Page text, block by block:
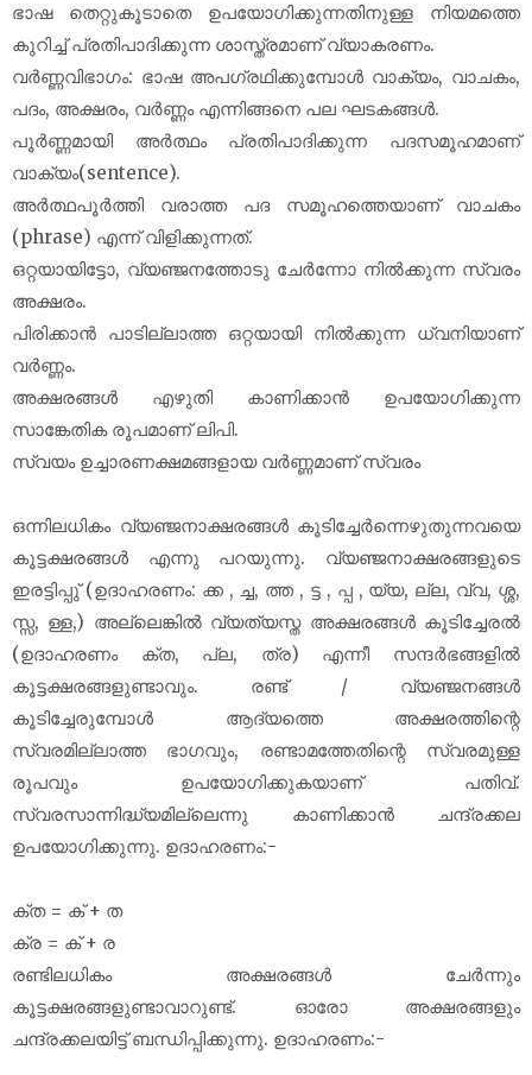
ഭാഷ തെറ്റുകൂടാതെ ഉപയോഗിക്കുന്നതിനുള്ള നിയമത്തെ
കുറിച്ച് പ്രതിപാദിക്കുന്ന ശാസ്ത്രമാണ് വ്യാകരണം.
വർ‍ണ്ണവിഭാഗം: ഭാഷ അപഗ്രഥിക്കുമ്പോൾ‍‍ വാക്യം, വാചകം,
പദം, അക്ഷരം, വർണ്ണം എന്നിങ്ങനെ പല ഘടകങ്ങൾ‍.
പൂർ‍ണ്ണമായി അർ‍ത്ഥം പ്രതിപാദിക്കുന്ന പദസമൂഹമാണ്
വാക്യം(sentence).
അർ‍ത്ഥപൂർ‍ത്തി വരാത്ത പദ സമൂഹത്തെയാണ് വാചകം
(phrase) എന്ന് വിളിക്കുന്നത്.
ഒറ്റയായിട്ടോ, വ്യഞ്ജനത്തോടു ചേർ‍ന്നോ നിൽക്കുന്ന സ്വരം
അക്ഷരം.
പിരിക്കാൻ പാടില്ലാത്ത ഒറ്റയായി നിൽ‍ക്കുന്ന ധ്വനിയാണ്
വർണ്ണം.
അക്ഷരങ്ങൾ എഴുതി കാണിക്കാൻ‍ ഉപയോഗിക്കുന്ന
സാങ്കേതിക രൂപമാണ് ലിപി.
സ്വയം ഉച്ചാരണക്ഷമങ്ങളായ വർണ്ണമാണ് സ്വരം
ഒന്നിലധികം വ്യഞ്ജനാക്ഷരങ്ങൾ കൂടിച്ചേർന്നെഴുതുന്നവയെ
കൂട്ടക്ഷരങ്ങൾ എന്നു പറയുന്നു. വ്യഞ്ജനാക്ഷരങ്ങളുടെ
ഇരട്ടിപ്പു് (ഉദാഹരണം: ക്ക , ച്ച, ത്ത , ട്ട , പ്പ , യ്യ, ല്ല, വ്വ, ശ്ശ,
സ്സ, ള്ള,) അല്ലെങ്കിൽ വ്യത്യസ്ത അക്ഷരങ്ങൾ കൂടിച്ചേരൽ
(ഉദാഹരണം ക്ത, പ്ല, ത്ര) എന്നീ സന്ദർഭങ്ങളിൽ
കൂട്ടക്ഷരങ്ങളുണ്ടാവും. രണ്ട് / വ്യഞ്ജനങ്ങൾ
കൂടിച്ചേരുമ്പോൾ ആദ്യത്തെ അക്ഷരത്തിന്റെ
സ്വരമില്ലാത്ത ഭാഗവും, രണ്ടാമത്തേതിന്റെ സ്വരമുള്ള
രൂപവും ഉപയോഗിക്കുകയാണ് പതിവ്.
സ്വരസാന്നിദ്ധ്യമില്ലെന്നു കാണിക്കാൻ ചന്ദ്രക്കല
ഉപയോഗിക്കുന്നു. ഉദാഹരണം:-
ക്ത = ക് + ത
ക്ര = ക് + ര
രണ്ടിലധികം അക്ഷരങ്ങൾ ചേർന്നും
കൂട്ടക്ഷരങ്ങളുണ്ടാവാറുണ്ട്. ഓരോ അക്ഷരങ്ങളും
ചന്ദ്രക്കലയിട്ട് ബന്ധിപ്പിക്കുന്നു. ഉദാഹരണം:-